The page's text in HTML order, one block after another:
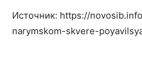
Источник: https://
narymskom-skvere-